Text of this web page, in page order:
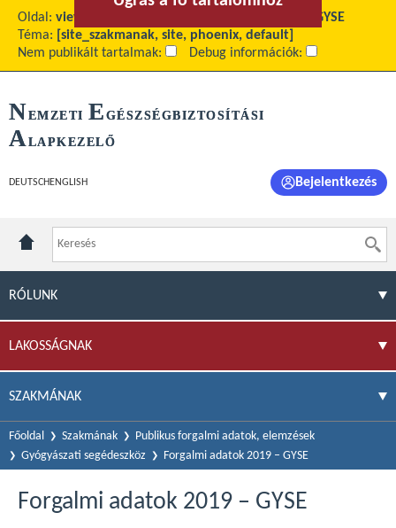
Oldal: view
Forgalmi adatok 2019 – GYSE
Téma:
[site_szakmanak, site, phoenix, default]
Nem publikált tartalmak:
Debug információk:
NEMZETI E GÉSZSÉGBIZTOSÍTÁSI
ALAPKEZELŐ
DEUTSCH ENGLISH Bejelentkezés
RÓLUNK
LAKOSSÁGNAK
SZAKMÁNAK
Főoldal Szakmának
Publikus forgalmi adatok, elemzések
Gyógyászati segédeszköz
Forgalmi adatok 2019 – GYSE
Forgalmi adatok 2019 – GYSE